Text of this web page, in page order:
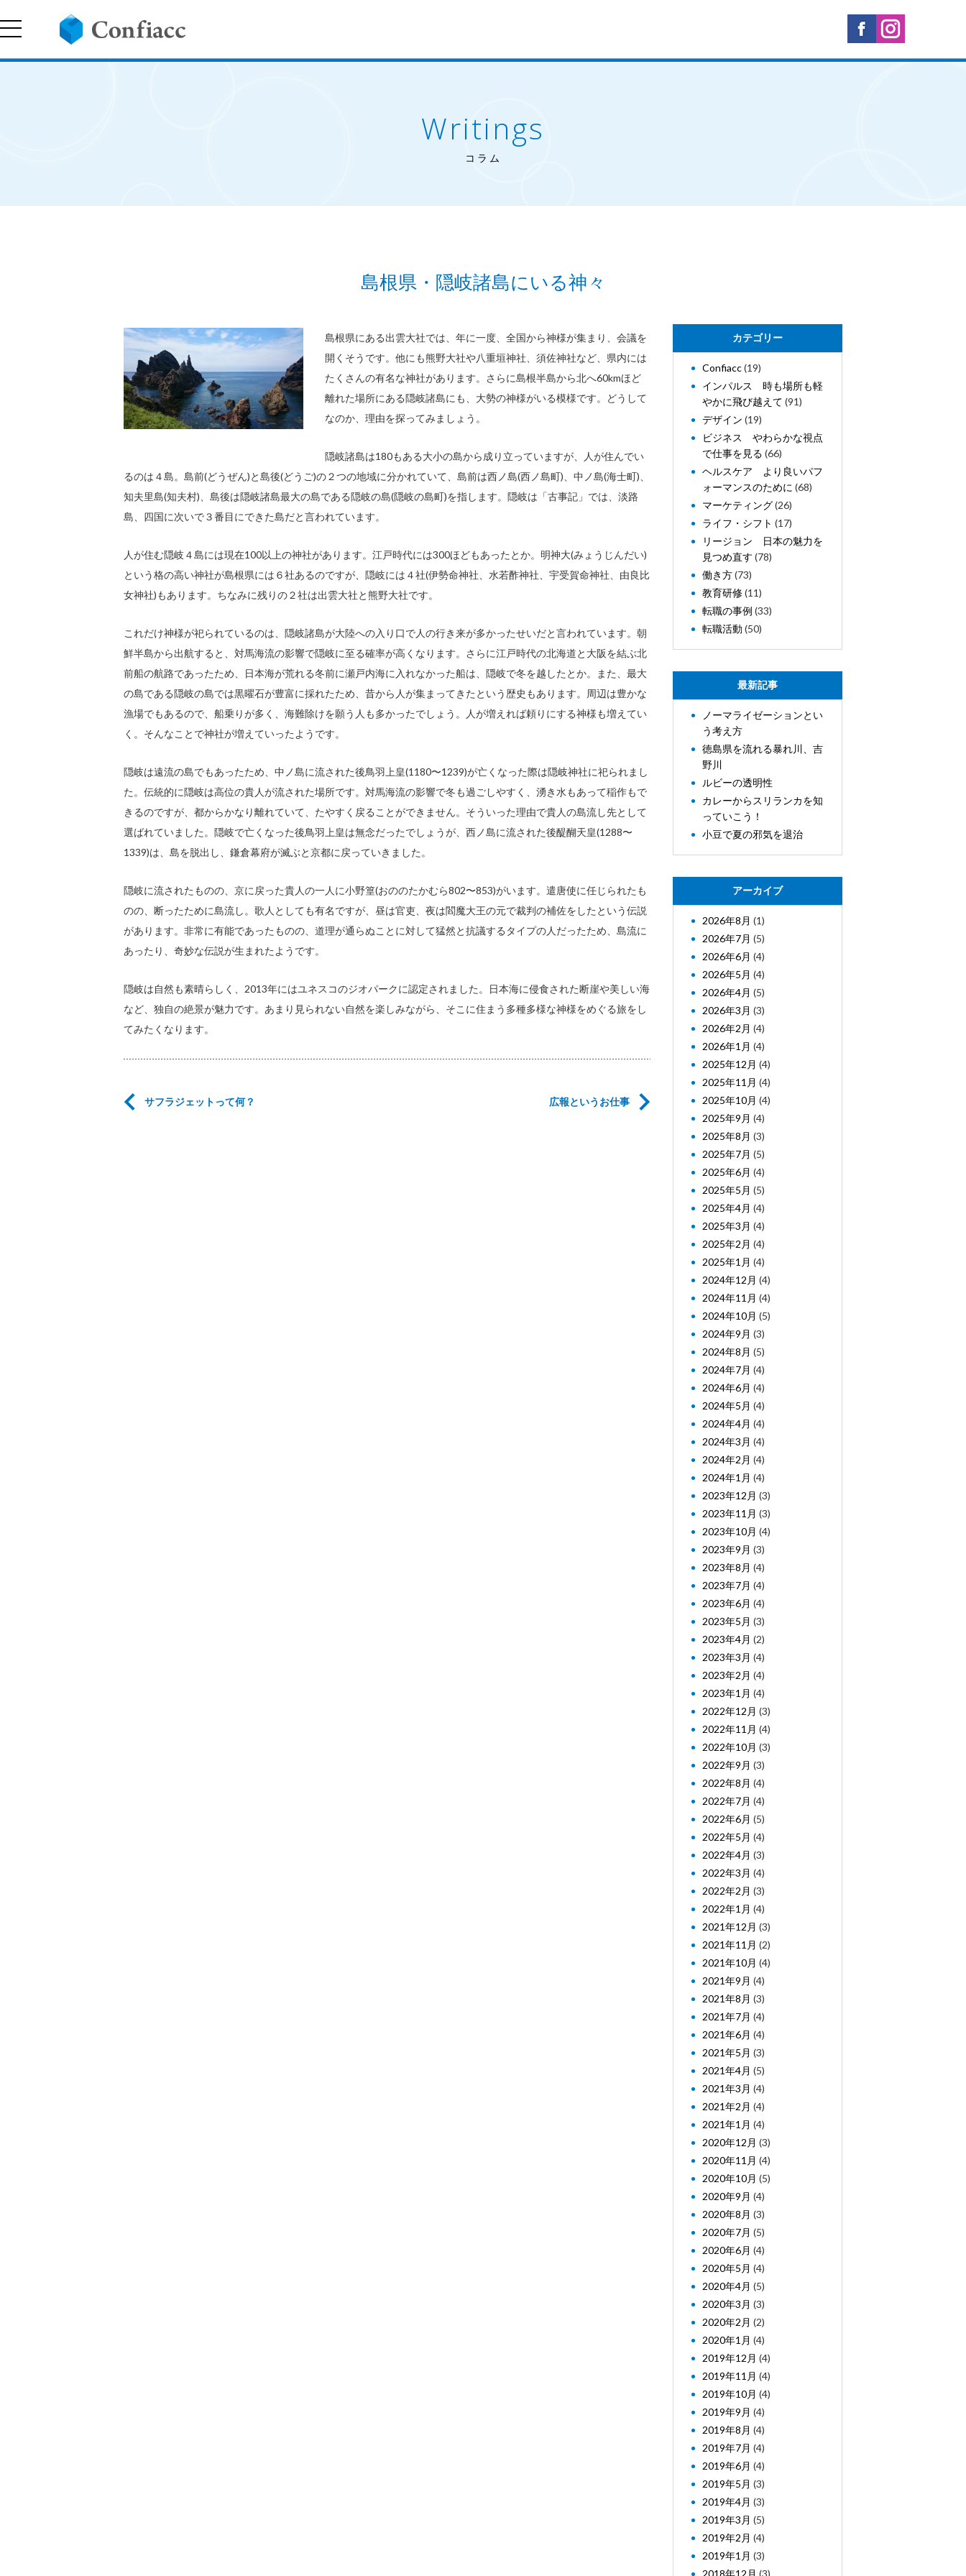
Writings
コラム
島根県・隠岐諸島にいる神々
島根県にある出雲大社では、年に一度、全国から神様が集まり、会議を
開くそうです。他にも熊野大社や八重垣神社、須佐神社など、県内には
たくさんの有名な神社があります。さらに島根半島から北へ60kmほど
離れた場所にある隠岐諸島にも、大勢の神様がいる模様です。どうして
なのか、理由を探ってみましょう。
隠岐諸島は180もある大小の島から成り立っていますが、人が住んでい
るのは４島。島前(どうぜん)と島後(どうご)の２つの地域に分かれていて、島前は西ノ島(西ノ島町)、中ノ島(海士町)、
知夫里島(知夫村)、島後は隠岐諸島最大の島である隠岐の島(隠岐の島町)を指します。隠岐は「古事記」では、淡路
島、四国に次いで３番目にできた島だと言われています。
人が住む隠岐４島には現在100以上の神社があります。江戸時代には300ほどもあったとか。明神大(みょうじんだい)
という格の高い神社が島根県には６社あるのですが、隠岐には４社(伊勢命神社、水若酢神社、宇受賀命神社、由良比
女神社)もあります。ちなみに残りの２社は出雲大社と熊野大社です。
これだけ神様が祀られているのは、隠岐諸島が大陸への入り口で人の行き来が多かったせいだと言われています。朝
鮮半島から出航すると、対馬海流の影響で隠岐に至る確率が高くなります。さらに江戸時代の北海道と大阪を結ぶ北
前船の航路であったため、日本海が荒れる冬前に瀬戸内海に入れなかった船は、隠岐で冬を越したとか。また、最大
の島である隠岐の島では黒曜石が豊富に採れたため、昔から人が集まってきたという歴史もあります。周辺は豊かな
漁場でもあるので、船乗りが多く、海難除けを願う人も多かったでしょう。人が増えれば頼りにする神様も増えてい
く。そんなことで神社が増えていったようです。
隠岐は遠流の島でもあったため、中ノ島に流された後鳥羽上皇(1180〜1239)が亡くなった際は隠岐神社に祀られまし
た。伝統的に隠岐は高位の貴人が流された場所です。対馬海流の影響で冬も過ごしやすく、湧き水もあって稲作もで
きるのですが、都からかなり離れていて、たやすく戻ることができません。そういった理由で貴人の島流し先として
選ばれていました。隠岐で亡くなった後鳥羽上皇は無念だったでしょうが、西ノ島に流された後醍醐天皇(1288〜
1339)は、島を脱出し、鎌倉幕府が滅ぶと京都に戻っていきました。
隠岐に流されたものの、京に戻った貴人の一人に小野篁(おののたかむら802〜853)がいます。遣唐使に任じられたも
のの、断ったために島流し。歌人としても有名ですが、昼は官吏、夜は閻魔大王の元で裁判の補佐をしたという伝説
があります。非常に有能であったものの、道理が通らぬことに対して猛然と抗議するタイプの人だったため、島流に
あったり、奇妙な伝説が生まれたようです。
隠岐は自然も素晴らしく、2013年にはユネスコのジオパークに認定されました。日本海に侵食された断崖や美しい海
など、独自の絶景が魅力です。あまり見られない自然を楽しみながら、そこに住まう多種多様な神様をめぐる旅をし
てみたくなります。
広報というお仕事
サフラジェットって何？
カテゴリー
Confiacc(19)
インパルス 時も場所も軽
やかに飛び越えて (91)
デザイン (19)
ビジネス やわらかな視点
で仕事を見る (66)
ヘルスケア より良いパフ
ォーマンスのために (68)
マーケティング(26)
ライフ・シフト (17)
リージョン 日本の魅力を
見つめ直す (78)
働き方(73)
教育研修(11)
転職の事例 (33)
転職活動 (50)
最新記事
ノーマライゼーションとい
う考え方
徳島県を流れる暴れ川、吉
野川
ルビーの透明性
カレーからスリランカを知
っていこう！
小豆で夏の邪気を退治
アーカイブ
2026年8月 (1)
2026年7月 (5)
2026年6月 (4)
2026年5月 (4)
2026年4月 (5)
2026年3月 (3)
2026年2月 (4)
2026年1月 (4)
2025年12月 (4)
2025年11月 (4)
2025年10月 (4)
2025年9月 (4)
2025年8月 (3)
2025年7月 (5)
2025年6月 (4)
2025年5月 (5)
2025年4月 (4)
2025年3月 (4)
2025年2月 (4)
2025年1月 (4)
2024年12月 (4)
2024年11月 (4)
2024年10月 (5)
2024年9月 (3)
2024年8月 (5)
2024年7月 (4)
2024年6月 (4)
2024年5月 (4)
2024年4月 (4)
2024年3月 (4)
2024年2月 (4)
2024年1月 (4)
2023年12月 (3)
2023年11月 (3)
2023年10月 (4)
2023年9月 (3)
2023年8月 (4)
2023年7月 (4)
2023年6月 (4)
2023年5月 (3)
2023年4月 (2)
2023年3月 (4)
2023年2月 (4)
2023年1月 (4)
2022年12月 (3)
2022年11月 (4)
2022年10月 (3)
2022年9月 (3)
2022年8月 (4)
2022年7月 (4)
2022年6月 (5)
2022年5月 (4)
2022年4月 (3)
2022年3月 (4)
2022年2月 (3)
2022年1月 (4)
2021年12月 (3)
2021年11月 (2)
2021年10月 (4)
2021年9月 (4)
2021年8月 (3)
2021年7月 (4)
2021年6月 (4)
2021年5月 (3)
2021年4月 (5)
2021年3月 (4)
2021年2月 (4)
2021年1月 (4)
2020年12月 (3)
2020年11月 (4)
2020年10月 (5)
2020年9月 (4)
2020年8月 (3)
2020年7月 (5)
2020年6月 (4)
2020年5月 (4)
2020年4月 (5)
2020年3月 (3)
2020年2月 (2)
2020年1月 (4)
2019年12月 (4)
2019年11月 (4)
2019年10月 (4)
2019年9月 (4)
2019年8月 (4)
2019年7月 (4)
2019年6月 (4)
2019年5月 (3)
2019年4月 (3)
2019年3月 (5)
2019年2月 (4)
2019年1月 (3)
2018年12月 (3)